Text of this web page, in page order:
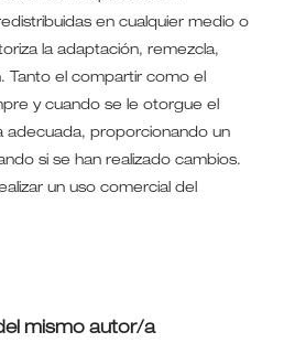
en cualquier medio o
la adaptación, remezcla,
Tanto el compartir como el
y cuando se le otorgue el
adecuada, proporcionando un
si se han realizado cambios.
un uso comercial del
mismo autor/a